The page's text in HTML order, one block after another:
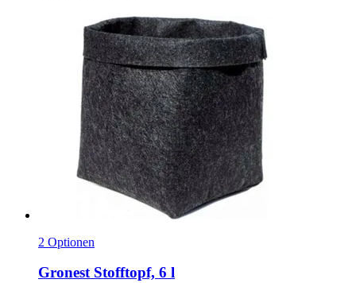
2 Optionen
GronestStofftopf, 6 l